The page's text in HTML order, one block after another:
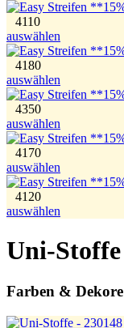
4110
auswählen
4180
auswählen
4350
auswählen
4170
auswählen
4120
auswählen
Uni-Stoffe
Farben & Dekore